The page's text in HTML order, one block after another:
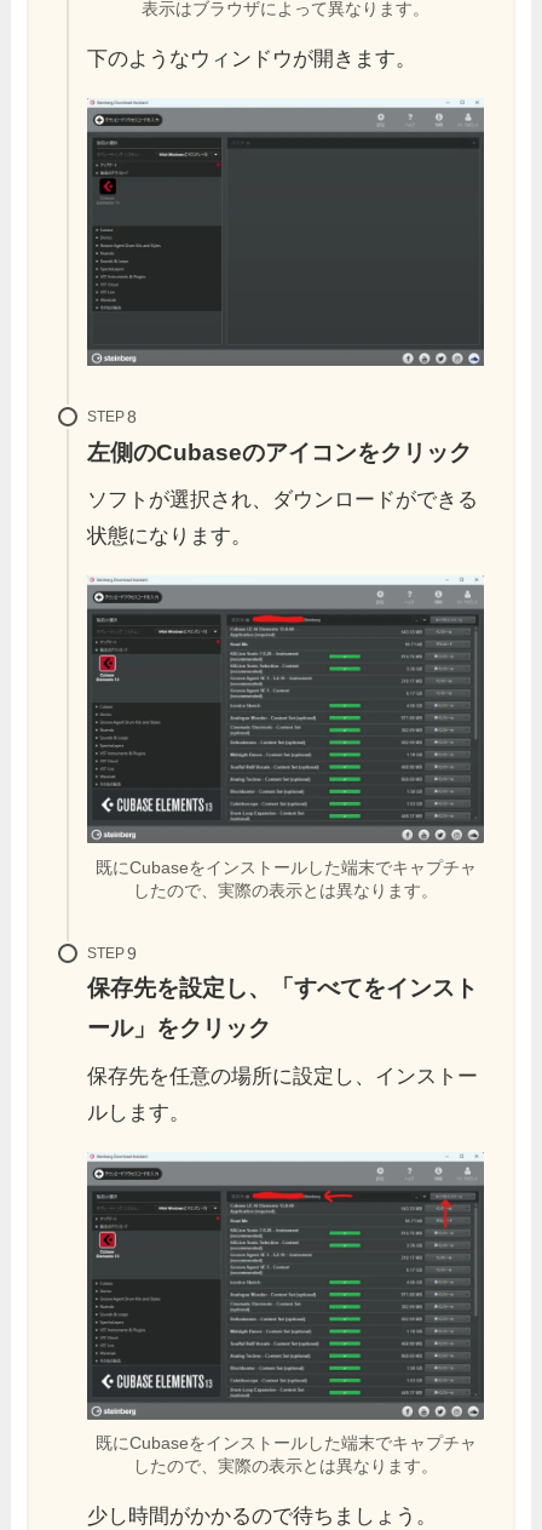
表示はブラウザによって異なります。
下のようなウィンドウが開きます。
STEP
左側のCubaseのアイコンをクリック
ソフトが選択され、ダウンロードができる
状態になります。
既にCubaseをインストールした端末でキャプチャ
したので、実際の表示とは異なります。
STEP
保存先を設定し、「すべてをインスト
ール」をクリック
保存先を任意の場所に設定し、インストー
ルします。
既にCubaseをインストールした端末でキャプチャ
したので、実際の表示とは異なります。
少し時間がかかるので待ちましょう。